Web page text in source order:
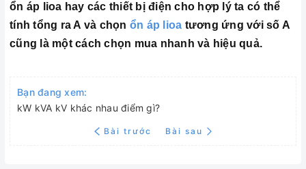
ổn áp lioa hay các thiết bị điện cho hợp lý ta có thể
tính tổng ra A và chọn ổn áp lioa tương ứng với số A
cũng là một cách chọn mua nhanh và hiệu quả.
Bạn đang xem:
kW kVA kV khác nhau điểm gì?
Bài trước Bài sau